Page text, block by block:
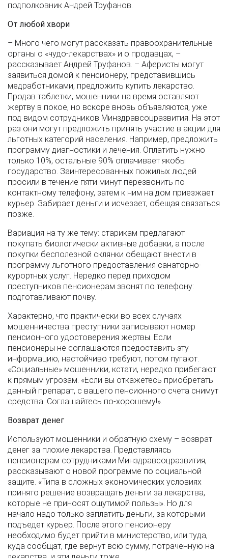
подполковник Андрей Труфанов.
От любой хвори
– Много чего могут рассказать правоохранительные
органы о «чудо-лекарствах» и о продавцах, –
рассказывает Андрей Труфанов. – Аферисты могут
заявиться домой к пенсионеру, представившись
медработниками, предложить купить лекарство.
Продав таблетки, мошенники на время оставляют
жертву в покое, но вскоре вновь объявляются, уже
под видом сотрудников Минздравсоцразвития. На этот
раз они могут предложить принять участие в акции для
льготных категорий населения. Например, предложить
программу диагностики и лечения. Оплатить нужно
только 10%, остальные 90% оплачивает якобы
государство. Заинтересованных пожилых людей
просили в течение пяти минут перезвонить по
контактному телефону, затем к ним на дом приезжает
курьер. Забирает деньги и исчезает, обещая связаться
позже.
Вариация на ту же тему: старикам предлагают
покупать биологически активные добавки, а после
покупки бесполезной склянки обещают внести в
программу льготного предоставления санаторно-
курортных услуг. Нередко перед приходом
преступников пенсионерам звонят по телефону:
подготавливают почву.
Характерно, что практически во всех случаях
мошенничества преступники записывают номер
пенсионного удостоверения жертвы. Если
пенсионеры не соглашаются предоставить эту
информацию, настойчиво требуют, потом пугают.
«Социальные» мошенники, кстати, нередко прибегают
к прямым угрозам. «Если вы откажетесь приобретать
данный препарат, с вашего пенсионного счета снимут
средства. Соглашайтесь по-хорошему!».
Возврат денег
Используют мошенники и обратную схему – возврат
денег за плохие лекарства. Представляясь
пенсионерам сотрудниками Минздравсоцразвития,
рассказывают о новой программе по социальной
защите. «Типа в сложных экономических условиях
принято решение возвращать деньги за лекарства,
которые не приносят ощутимой пользы». Но для
начало надо только заплатить деньги, за которыми
подъедет курьер. После этого пенсионеру
необходимо будет прийти в министерство, или туда,
куда сообщат, где вернут всю сумму, потраченную на